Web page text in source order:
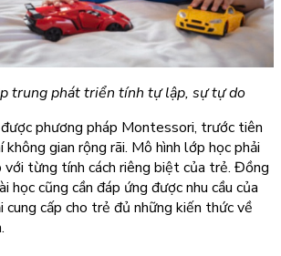
trung phát triển tính tự lập, sự tự do
phương pháp Montessori, trước tiên
không gian rộng rãi. Mô hình lớp học phải
từng tính cách riêng biệt của trẻ. Đồng
học cũng cần đáp ứng được nhu cầu của
cấp cho trẻ đủ những kiến thức về